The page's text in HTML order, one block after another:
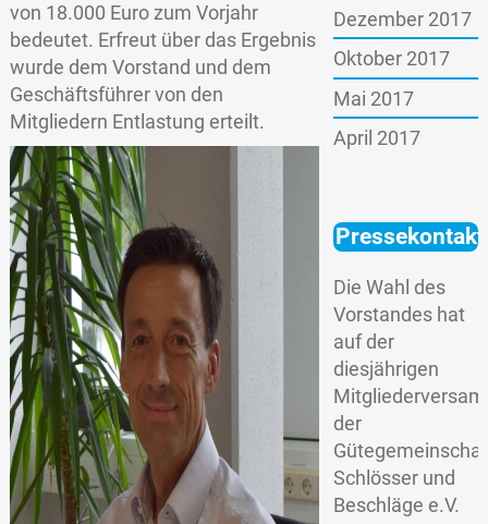
von 18.000 Euro zum Vorjahr
bedeutet. Erfreut über das Ergebnis
wurde dem Vorstand und dem
Geschäftsführer von den
Mitgliedern Entlastung erteilt.
Dezember 2017
Oktober 2017
Mai 2017
April 2017
Pressekontakt
Die Wahl des
Vorstandes hat
auf der
diesjährigen
der
Schlösser und
Beschläge e.V.